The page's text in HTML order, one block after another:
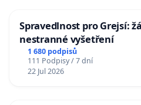
Spravedlnost pro Grejsí:
nestranné vyšetření
1 680 podpisů
111 Podpisy / 7 dní
22 Jul 2026